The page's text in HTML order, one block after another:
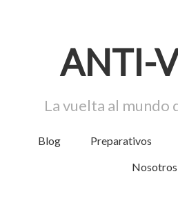
ANTI-
La vuelta al mundo
Blog Preparativos
Nosotros